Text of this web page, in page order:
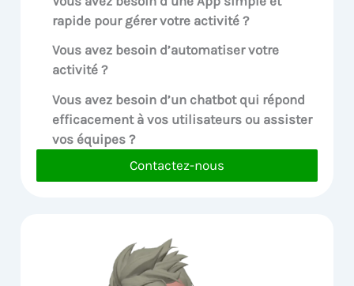
rapide pour gérer votre activité ?
Vous avez besoin d’automatiser votre
activité ?
Vous avez besoin d’un chatbot qui répond
efficacement à vos utilisateurs ou assister
vos équipes ?
Contactez-nous